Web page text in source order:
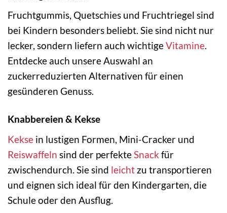
Fruchtgummis, Quetschies und Fruchtriegel sind
bei Kindern besonders beliebt. Sie sind nicht nur
lecker, sondern liefern auch wichtigeVitamine.
Entdecke auch unsere Auswahl an
zuckerreduzierten Alternativen für einen
gesünderen Genuss.
Knabbereien & Kekse
Kekse in lustigen Formen, Mini-Cracker und
Reiswaffeln sind der perfekteSnack für
zwischendurch. Sie sind leicht zu transportieren
und eignen sich ideal für den Kindergarten, die
Schule oder den Ausflug.